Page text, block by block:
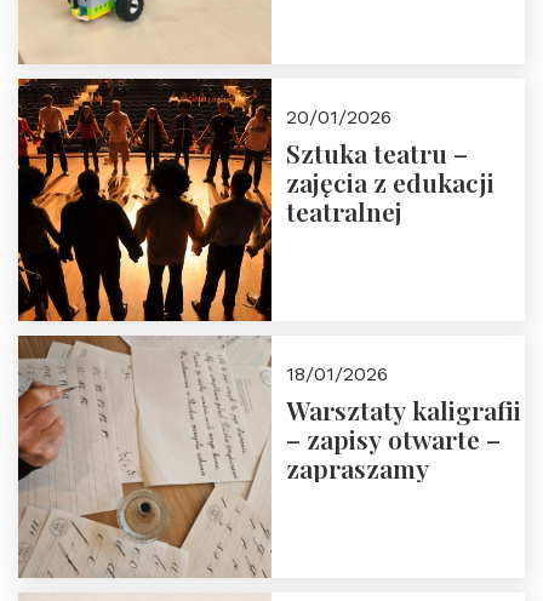
20/01/2026
Sztuka teatru –
zajęcia z edukacji
teatralnej
18/01/2026
Warsztaty kaligrafii
– zapisy otwarte –
zapraszamy